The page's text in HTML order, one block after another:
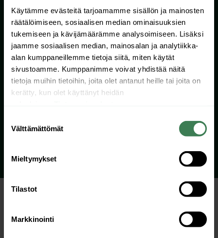
Käytämme evästeitä tarjoamamme sisällön ja mainosten
räätälöimiseen, sosiaalisen median ominaisuuksien
tukemiseen ja kävijämäärämme analysoimiseen. Lisäksi
jaamme sosiaalisen median, mainosalan ja analytiikka-
alan kumppaneillemme tietoja siitä, miten käytät
sivustoamme. Kumppanimme voivat yhdistää näitä
tietoja muihin tietoihin, joita olet antanut heille tai joita on
kerätty, kun olet käyttänyt heidän
valinta
Välttämättömät
Mieltymykset
Tilastot
Markkinointi
Voit myös lähettää
itsellesi tai muille
taloyhtiön...
Lataa
tietopaketti Tunesmart-
tietopaketti
tilaisuus vaikuttaa
oman asunnon ja
talon kustannuksiin
sekä
turvallisuuteen.
Herättele alla
olevalla
kysymyslistalla...
yhtiökokouksessa
turvallisuudestasi
Kysy meiltä lisää, pyydä tarjous tai